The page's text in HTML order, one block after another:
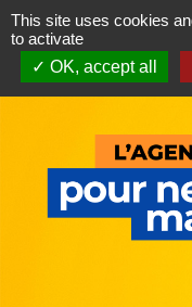
Skip
to
content
This site uses cookies
to activate
OK, accept all